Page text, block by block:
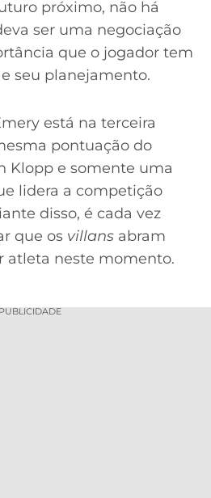
próximo, não há
ser uma negociação
que o jogador tem
seu planejamento.
está na terceira
pontuação do
Klopp e somente uma
lidera a competição
disso, é cada vez
que os villans abram
atleta neste momento.
PUBLICIDADE